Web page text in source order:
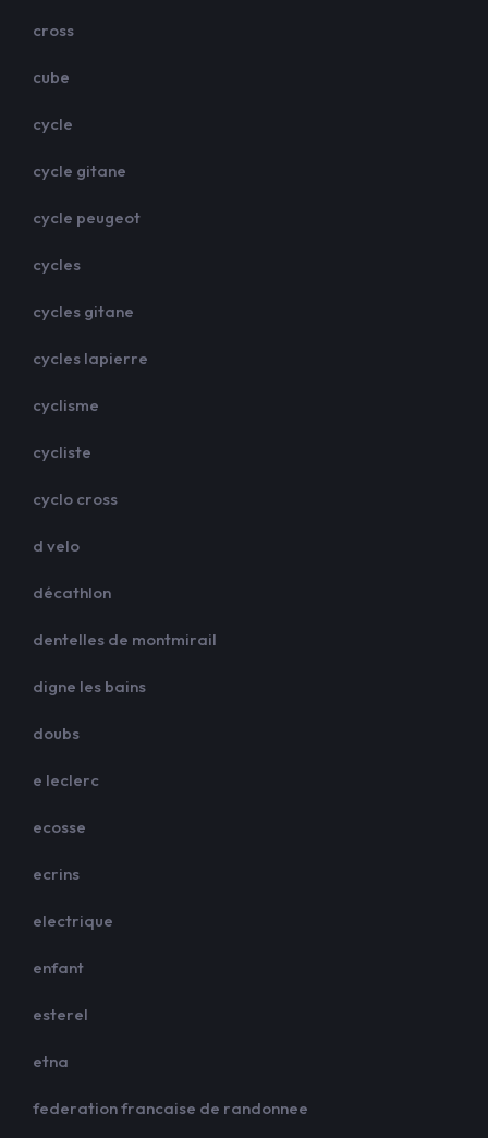
cross
cube
cycle
cycle gitane
cycle peugeot
cycles
cycles gitane
cycles lapierre
cyclisme
cycliste
cyclo cross
d velo
décathlon
dentelles de montmirail
digne les bains
doubs
e leclerc
ecosse
ecrins
electrique
enfant
esterel
etna
federation francaise de randonnee